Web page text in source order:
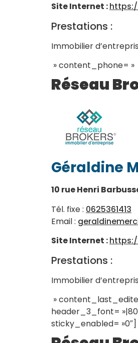
Site Internet :
Prestations :
Immobilier
» content_phone= »
Réseau
Géraldine
10 rue Henri
Tél. fixe : 0625361413
Email :
Site Internet :
Prestations :
Immobilier
»
header_3_font=
sticky_enabled= »0″]